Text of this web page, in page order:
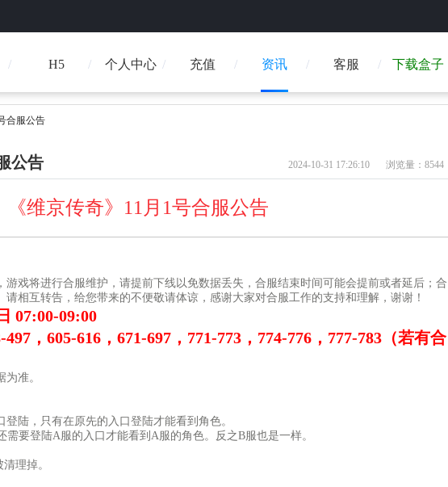
H5 个人中心 充值 资讯 客服 下载盒子
合服公告
公告 2024-10-31 17:26:10 浏览量：8544
《维京传奇》11月1号合服公告
游戏将进行合服维护，请提前下线以免数据丢失，合服结束时间可能会提前或者延后；合
相互转告，给您带来的不便敬请体谅，感谢大家对合服工作的支持和理解，谢谢！
07:00-09:00
，605-616，671-697，771-773，774-776，777-783（若有合
准。
陆，只有在原先的入口登陆才能看到角色。
要登陆A服的入口才能看到A服的角色。反之B服也是一样。
理掉。